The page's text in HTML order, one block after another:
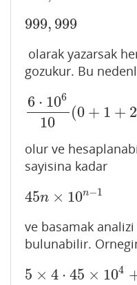
999, 999
999, 999
olarak yazarsak
gozukur. Bu
6 ⋅ 106
10
(0 + 1 + 2
6⋅106 10 (0 +1+2
olur ve
sayisina kadar
45n × 10n−1
45n×10n−1
ve basamak
bulunabilir.
5 × 4 ⋅ 45 × 104
5 ×4⋅ 45× 10 4+10 4